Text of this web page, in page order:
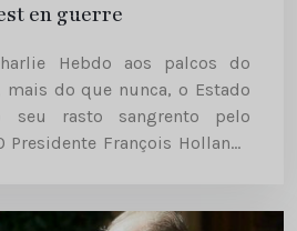
en guerre
Hebdo aos palcos do
mais do que nunca, o Estado
seu rasto sangrento pelo
François Hollande